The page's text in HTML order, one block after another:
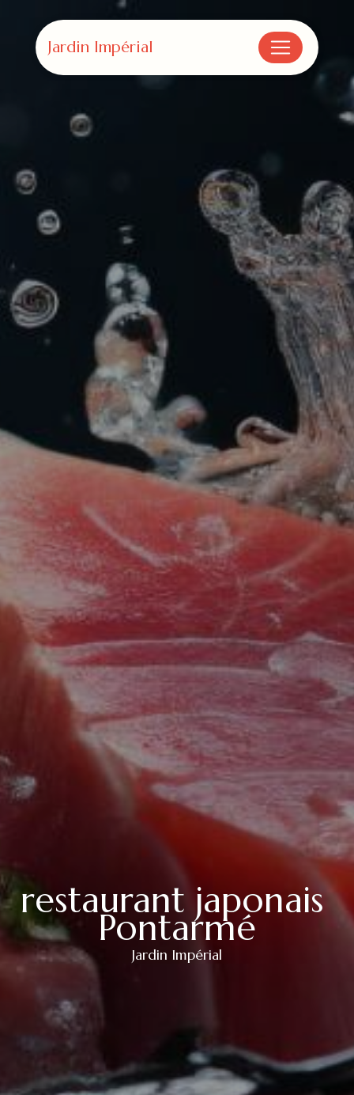
Jardin Impérial
restaurant japonais
Pontarmé
Jardin Impérial
Panneau de gestion des cookies